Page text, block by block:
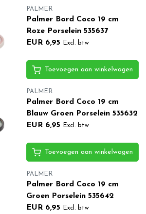
PALMER
Palmer Bord Coco 19 cm
Roze Porselein 535637
EUR 6,95
Excl. btw
Toevoegen aan winkelwagen
PALMER
Palmer Bord Coco 19 cm
Blauw Groen Porselein 535632
EUR 6,95
Excl. btw
Toevoegen aan winkelwagen
PALMER
Palmer Bord Coco 19 cm
Groen Porselein 535642
EUR 6,95
Excl. btw